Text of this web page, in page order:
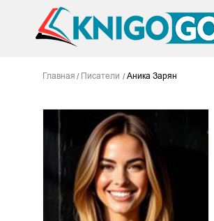
Главная Писатели Аника Зарян